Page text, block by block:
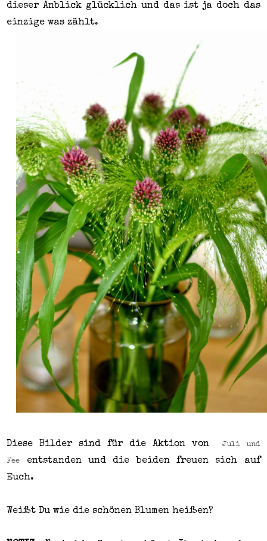
dieser Anblick glücklich und das ist ja doch das
einzige was zählt.
Diese Bilder sind für die Aktion von Juli und
Fee
entstanden und die beiden freuen sich auf
Euch.
Weißt Du wie die schönen Blumen heißen?